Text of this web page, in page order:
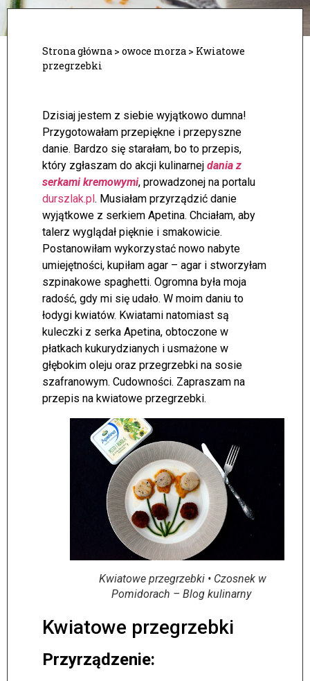
Strona główna > owoce morza > Kwiatowe
przegrzebki
Dzisiaj jestem z siebie wyjątkowo dumna!
Przygotowałam przepiękne i przepyszne
danie. Bardzo się starałam, bo to przepis,
który zgłaszam do akcji kulinarnej dania z
serkami kremowymi, prowadzonej na portalu
durszlak.pl. Musiałam przyrządzić danie
wyjątkowe z serkiem Apetina. Chciałam, aby
talerz wyglądał pięknie i smakowicie.
Postanowiłam wykorzystać nowo nabyte
umiejętności, kupiłam agar – agar i stworzyłam
szpinakowe spaghetti. Ogromna była moja
radość, gdy mi się udało. W moim daniu to
łodygi kwiatów. Kwiatami natomiast są
kuleczki z serka Apetina, obtoczone w
płatkach kukurydzianych i usmażone w
głębokim oleju oraz przegrzebki na sosie
szafranowym. Cudowności. Zapraszam na
przepis na kwiatowe przegrzebki.
Kwiatowe przegrzebki • Czosnek w
Pomidorach – Blog kulinarny
Kwiatowe przegrzebki
Przyrządzenie: